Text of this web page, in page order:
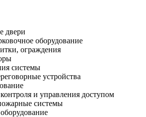
двери
оборудование
ограждения
cистемы
устройства
и управления доступом
системы